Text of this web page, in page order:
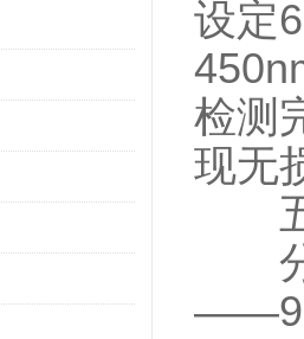
设定
检测
现无
五
分
——96